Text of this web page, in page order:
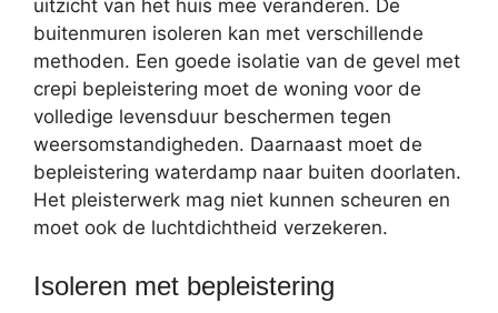
uitzicht van het huis mee veranderen. De
buitenmuren isoleren kan met verschillende
methoden. Een goede isolatie van de gevel met
crepi bepleistering moet de woning voor de
volledige levensduur beschermen tegen
weersomstandigheden. Daarnaast moet de
bepleistering waterdamp naar buiten doorlaten.
Het pleisterwerk mag niet kunnen scheuren en
moet ook de luchtdichtheid verzekeren.
Isoleren met bepleistering